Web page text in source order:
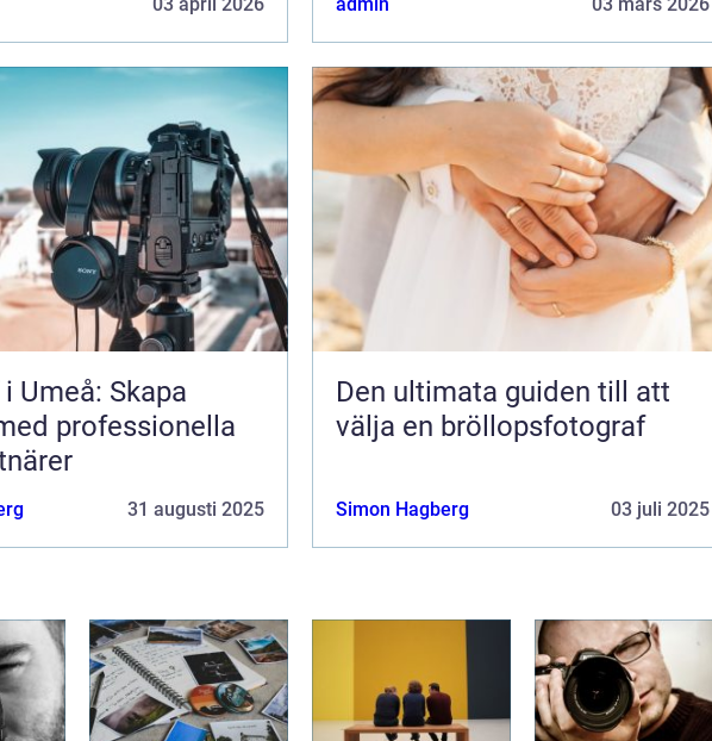
Umeå: Skapa
professionella
31 augusti 2025
Den ultimata guiden till att
välja en bröllopsfotograf
Simon Hagberg 03 juli 2025